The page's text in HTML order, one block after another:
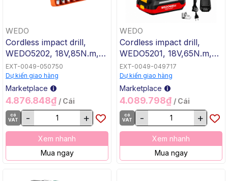
WEDO
Cordless impact drill,
WEDO5202, 18V,85N.m,
WEDO, Steel
EXT-0049-050750
Dự kiến giao hàng
Marketplace
4.876.848₫ / Cái
có
VAT
- +
Xem nhanh
Mua ngay
WEDO
Cordless impact drill,
WEDO5201, 18V,65N.m,
WEDO, Steel
EXT-0049-049717
Dự kiến giao hàng
Marketplace
4.089.798₫ / Cái
có
VAT
- +
Xem nhanh
Mua ngay